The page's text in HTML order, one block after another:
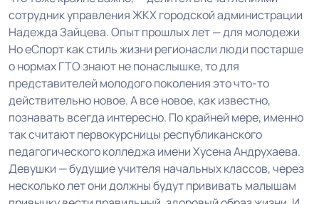
сотрудник управления ЖКХ городской администрации
Надежда Зайцева. Опыт прошлых лет — для молодежи
Но еСпорт как стиль жизни регионасли люди постарше
о нормах ГТО знают не понаслышке, то для
представителей молодого поколения это что-то
действительно новое. А все новое, как известно,
познавать всегда интересно. По крайней мере, именно
так считают первокурсницы республиканского
педагогического колледжа имени Хусена Андрухаева.
Девушки — будущие учителя начальных классов, через
несколько лет они должны будут прививать малышам